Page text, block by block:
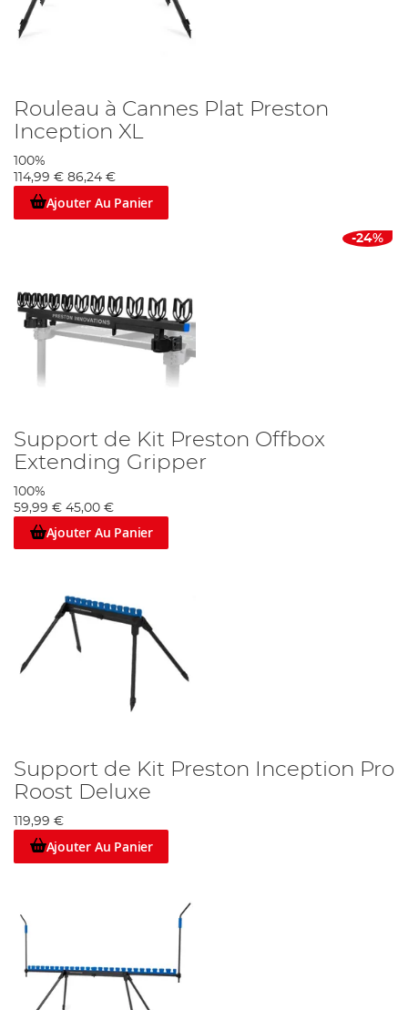
Rouleau à Cannes Plat Preston
Inception XL
100%
114,99 € 86,24 €
Ajouter Au Panier
-24%
Support de Kit Preston Offbox
Extending Gripper
100%
59,99 € 45,00 €
Ajouter Au Panier
Support de Kit Preston Inception Pro
Roost Deluxe
119,99 €
Ajouter Au Panier